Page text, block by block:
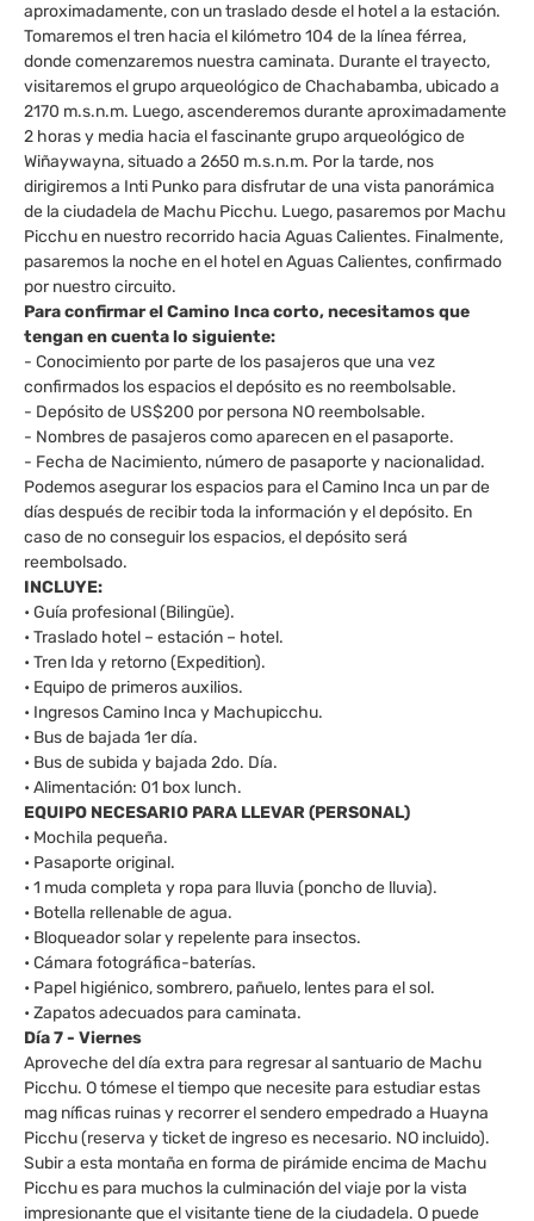
aproximadamente, con un traslado desde el hotel a la estación.
Tomaremos el tren hacia el kilómetro 104 de la línea férrea,
donde comenzaremos nuestra caminata. Durante el trayecto,
visitaremos el grupo arqueológico de Chachabamba, ubicado a
2170 m.s.n.m. Luego, ascenderemos durante aproximadamente
2 horas y media hacia el fascinante grupo arqueológico de
Wiñaywayna, situado a 2650 m.s.n.m. Por la tarde, nos
dirigiremos a Inti Punko para disfrutar de una vista panorámica
de la ciudadela de Machu Picchu. Luego, pasaremos por Machu
Picchu en nuestro recorrido hacia Aguas Calientes. Finalmente,
pasaremos la noche en el hotel en Aguas Calientes, confirmado
por nuestro circuito.
Para confirmar el Camino Inca corto, necesitamos que
tengan en cuenta lo siguiente:
- Conocimiento por parte de los pasajeros que una vez
confirmados los espacios el depósito es no reembolsable.
- Depósito de US$200 por persona NO reembolsable.
- Nombres de pasajeros como aparecen en el pasaporte.
- Fecha de Nacimiento, número de pasaporte y nacionalidad.
Podemos asegurar los espacios para el Camino Inca un par de
días después de recibir toda la información y el depósito. En
caso de no conseguir los espacios, el depósito será
reembolsado.
INCLUYE:
• Guía profesional (Bilingüe).
• Traslado hotel – estación – hotel.
• Tren Ida y retorno (Expedition).
• Equipo de primeros auxilios.
• Ingresos Camino Inca y Machupicchu.
• Bus de bajada 1er día.
• Bus de subida y bajada 2do. Día.
• Alimentación: 01 box lunch.
EQUIPO NECESARIO PARA LLEVAR (PERSONAL)
• Mochila pequeña.
• Pasaporte original.
• 1 muda completa y ropa para lluvia (poncho de lluvia).
• Botella rellenable de agua.
• Bloqueador solar y repelente para insectos.
• Cámara fotográfica-baterías.
• Papel higiénico, sombrero, pañuelo, lentes para el sol.
• Zapatos adecuados para caminata.
Día 7 - Viernes
Aproveche del día extra para regresar al santuario de Machu
Picchu. O tómese el tiempo que necesite para estudiar estas
mag níficas ruinas y recorrer el sendero empedrado a Huayna
Picchu (reserva y ticket de ingreso es necesario. NO incluido).
Subir a esta montaña en forma de pirámide encima de Machu
Picchu es para muchos la culminación del viaje por la vista
impresionante que el visitante tiene de la ciudadela. O puede